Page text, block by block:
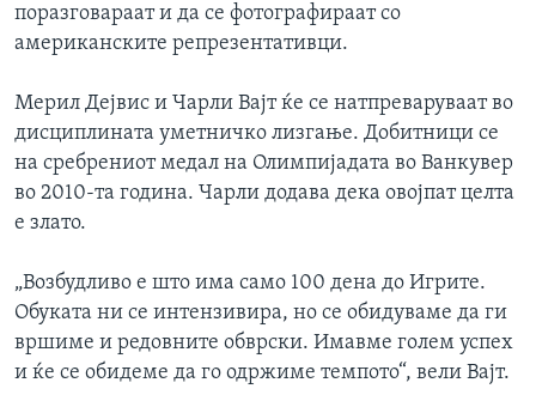
поразговараат и да се фотографираат со
американските репрезентативци.
Мерил Дејвис и Чарли Вајт ќе се натпреваруваат во
дисциплината уметничко лизгање. Добитници се
на сребрениот медал на Олимпијадата во Ванкувер
во 2010-та година. Чарли додава дека овојпат целта
е злато.
„Возбудливо е што има само 100 дена до Игрите.
Обуката ни се интензивира, но се обидуваме да ги
вршиме и редовните обврски. Имавме голем успех
и ќе се обидеме да го одржиме темпото“, вели Вајт.